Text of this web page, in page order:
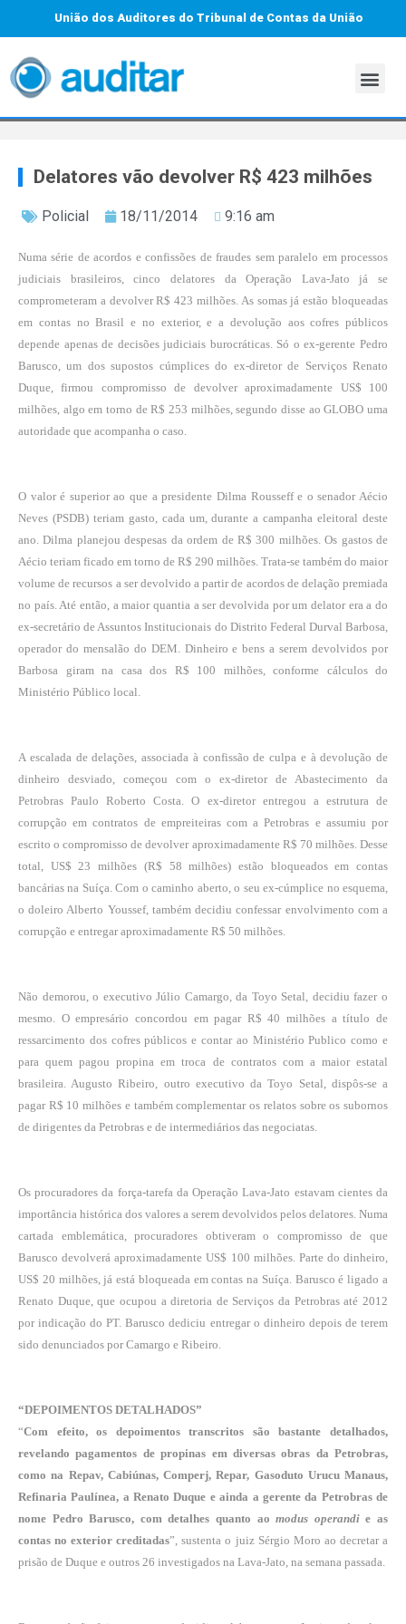
União dos Auditores do Tribunal de Contas da União
Delatores vão devolver R$ 423 milhões
Policial 18/11/2014 9:16 am
Numa série de acordos e confissões de fraudes sem paralelo em processos
judiciais brasileiros, cinco delatores da Operação Lava-Jato já se
comprometeram a devolver R$ 423 milhões. As somas já estão bloqueadas
em contas no Brasil e no exterior, e a devolução aos cofres públicos
depende apenas de decisões judiciais burocráticas. Só o ex-gerente Pedro
Barusco, um dos supostos cúmplices do ex-diretor de Serviços Renato
Duque, firmou compromisso de devolver aproximadamente US$ 100
milhões, algo em torno de R$ 253 milhões, segundo disse ao GLOBO uma
autoridade que acompanha o caso.
O valor é superior ao que a presidente Dilma Rousseff e o senador Aécio
Neves (PSDB) teriam gasto, cada um, durante a campanha eleitoral deste
ano. Dilma planejou despesas da ordem de R$ 300 milhões. Os gastos de
Aécio teriam ficado em torno de R$ 290 milhões. Trata-se também do maior
volume de recursos a ser devolvido a partir de acordos de delação premiada
no país. Até então, a maior quantia a ser devolvida por um delator era a do
ex-secretário de Assuntos Institucionais do Distrito Federal Durval Barbosa,
operador do mensalão do DEM. Dinheiro e bens a serem devolvidos por
Barbosa giram na casa dos R$ 100 milhões, conforme cálculos do
Ministério Público local.
A escalada de delações, associada à confissão de culpa e à devolução de
dinheiro desviado, começou com o ex-diretor de Abastecimento da
Petrobras Paulo Roberto Costa. O ex-diretor entregou a estrutura de
corrupção em contratos de empreiteiras com a Petrobras e assumiu por
escrito o compromisso de devolver aproximadamente R$ 70 milhões. Desse
total, US$ 23 milhões (R$ 58 milhões) estão bloqueados em contas
bancárias na Suíça. Com o caminho aberto, o seu ex-cúmplice no esquema,
o doleiro Alberto Youssef, também decidiu confessar envolvimento com a
corrupção e entregar aproximadamente R$ 50 milhões.
Não demorou, o executivo Júlio Camargo, da Toyo Setal, decidiu fazer o
mesmo. O empresário concordou em pagar R$ 40 milhões a título de
ressarcimento dos cofres públicos e contar ao Ministério Publico como e
para quem pagou propina em troca de contratos com a maior estatal
brasileira. Augusto Ribeiro, outro executivo da Toyo Setal, dispôs-se a
pagar R$ 10 milhões e também complementar os relatos sobre os subornos
de dirigentes da Petrobras e de intermediários das negociatas.
Os procuradores da força-tarefa da Operação Lava-Jato estavam cientes da
importância histórica dos valores a serem devolvidos pelos delatores. Numa
cartada emblemática, procuradores obtiveram o compromisso de que
Barusco devolverá aproximadamente US$ 100 milhões. Parte do dinheiro,
US$ 20 milhões, já está bloqueada em contas na Suíça. Barusco é ligado a
Renato Duque, que ocupou a diretoria de Serviços da Petrobras até 2012
por indicação do PT. Barusco dediciu entregar o dinheiro depois de terem
sido denunciados por Camargo e Ribeiro.
“DEPOIMENTOS DETALHADOS”
“Com efeito, os depoimentos transcritos são bastante detalhados,
revelando pagamentos de propinas em diversas obras da Petrobras,
como na Repav, Cabiúnas, Comperj, Repar, Gasoduto Urucu Manaus,
Refinaria Paulínea, a Renato Duque e ainda a gerente da Petrobras de
nome Pedro Barusco, com detalhes quanto aomodus operandie as
contas no exterior creditadas”, sustenta o juiz Sérgio Moro ao decretar a
prisão de Duque e outros 26 investigados na Lava-Jato, na semana passada.